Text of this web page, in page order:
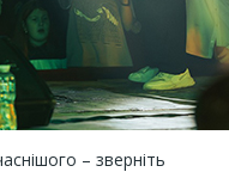
– зверніть